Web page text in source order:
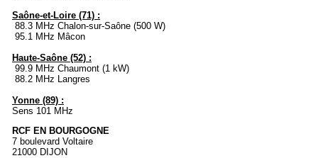
Saône-et-Loire (71) :
88.3 MHz Chalon-sur-Saône (500 W)
95.1 MHz Mâcon
Haute-Saône (52) :
99.9 MHz Chaumont (1 kW)
88.2 MHz Langres
Yonne (89) :
Sens 101 MHz
RCF EN BOURGOGNE
7 boulevard Voltaire
21000 DIJON